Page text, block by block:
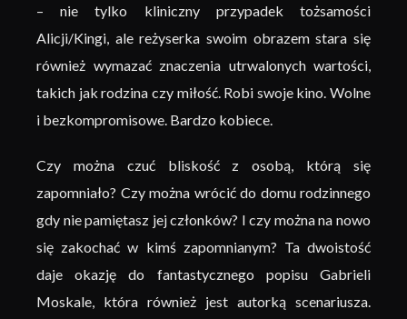
– nie tylko kliniczny przypadek tożsamości
Alicji/Kingi, ale reżyserka swoim obrazem stara się
również wymazać znaczenia utrwalonych wartości,
takich jak rodzina czy miłość. Robi swoje kino. Wolne
i bezkompromisowe. Bardzo kobiece.
Czy można czuć bliskość z osobą, którą się
zapomniało? Czy można wrócić do domu rodzinnego
gdy nie pamiętasz jej członków? I czy można na nowo
się zakochać w kimś zapomnianym? Ta dwoistość
daje okazję do fantastycznego popisu Gabrieli
Moskale, która również jest autorką scenariusza.